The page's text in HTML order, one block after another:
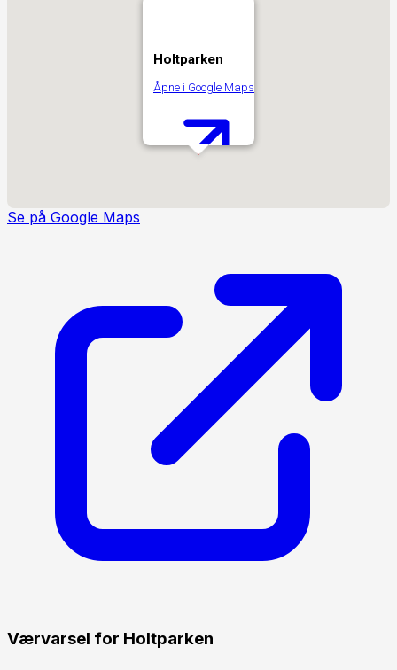
Holtparken
Åpne i Google Maps
Se på Google Maps
Værvarsel for Holtparken